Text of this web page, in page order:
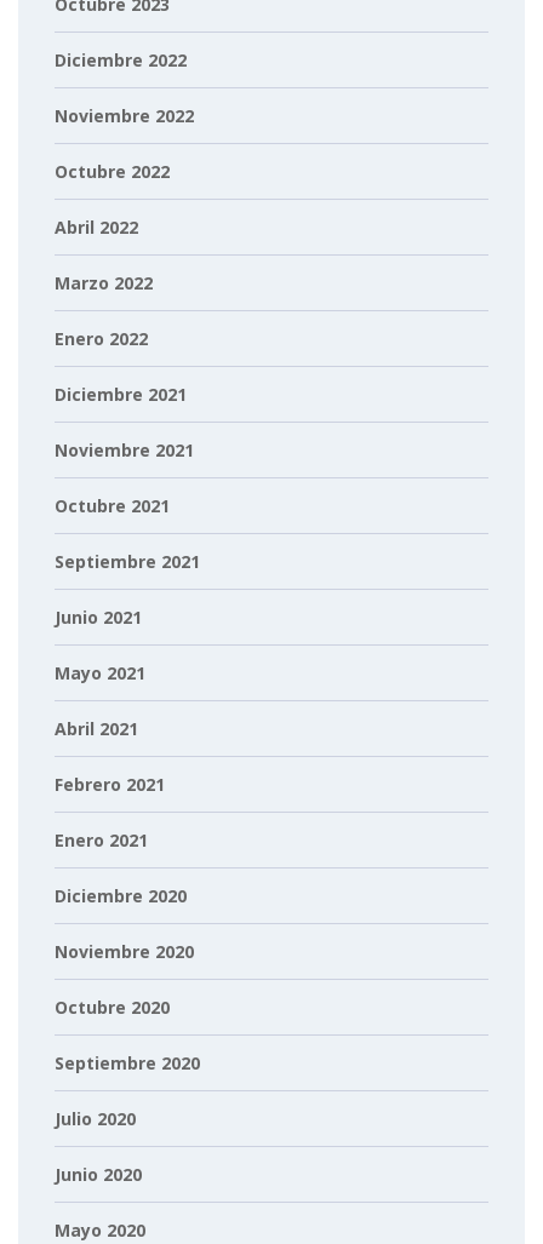
Diciembre 2022
Noviembre 2022
Octubre 2022
Abril 2022
Marzo 2022
Enero 2022
Diciembre 2021
Noviembre 2021
Octubre 2021
Septiembre 2021
Junio 2021
Mayo 2021
Abril 2021
Febrero 2021
Enero 2021
Diciembre 2020
Noviembre 2020
Octubre 2020
Septiembre 2020
Julio 2020
Junio 2020
Mayo 2020